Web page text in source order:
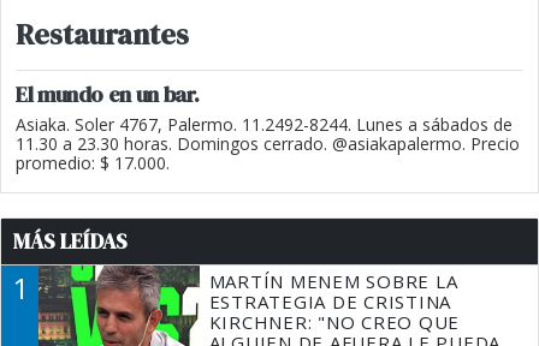
Restaurantes
El mundo en un bar.
Asiaka. Soler 4767, Palermo. 11.2492-8244. Lunes a sábados de
11.30 a 23.30 horas. Domingos cerrado. @asiakapalermo. Precio
promedio: $ 17.000.
MÁS LEÍDAS
1
MARTÍN MENEM SOBRE LA
ESTRATEGIA DE CRISTINA
KIRCHNER: "NO CREO QUE